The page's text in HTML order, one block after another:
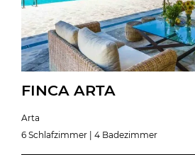
FINCA ARTA
Arta
6 Schlafzimmer | 4 Badezimmer